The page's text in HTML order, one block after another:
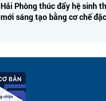
Hải Phòng thúc đẩy hệ sinh
mới sáng tạo bằng cơ chế